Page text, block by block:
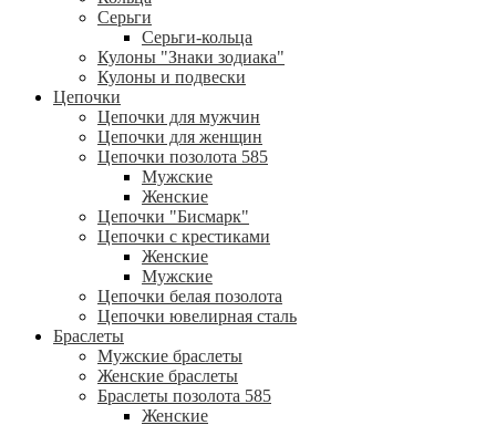
Серьги
Серьги-кольца
Кулоны "Знаки зодиака"
Кулоны и подвески
Цепочки
Цепочки для мужчин
Цепочки для женщин
Цепочки позолота 585
Мужские
Женские
Цепочки "Бисмарк"
Цепочки с крестиками
Женские
Мужские
Цепочки белая позолота
Цепочки ювелирная сталь
Браслеты
Мужские браслеты
Женские браслеты
Браслеты позолота 585
Женские